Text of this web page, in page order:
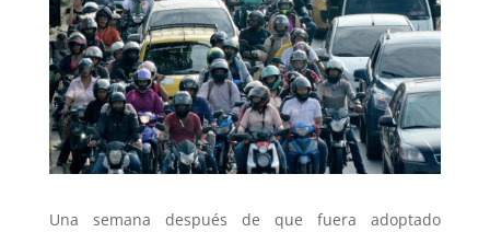
Una semana después de que fuera adoptado